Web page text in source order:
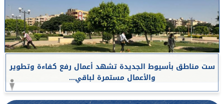
ست مناطق بأسيوط الجديدة تشهد أعمال رفع كفاءة وتطوير
والأعمال مستمرة لباقي...